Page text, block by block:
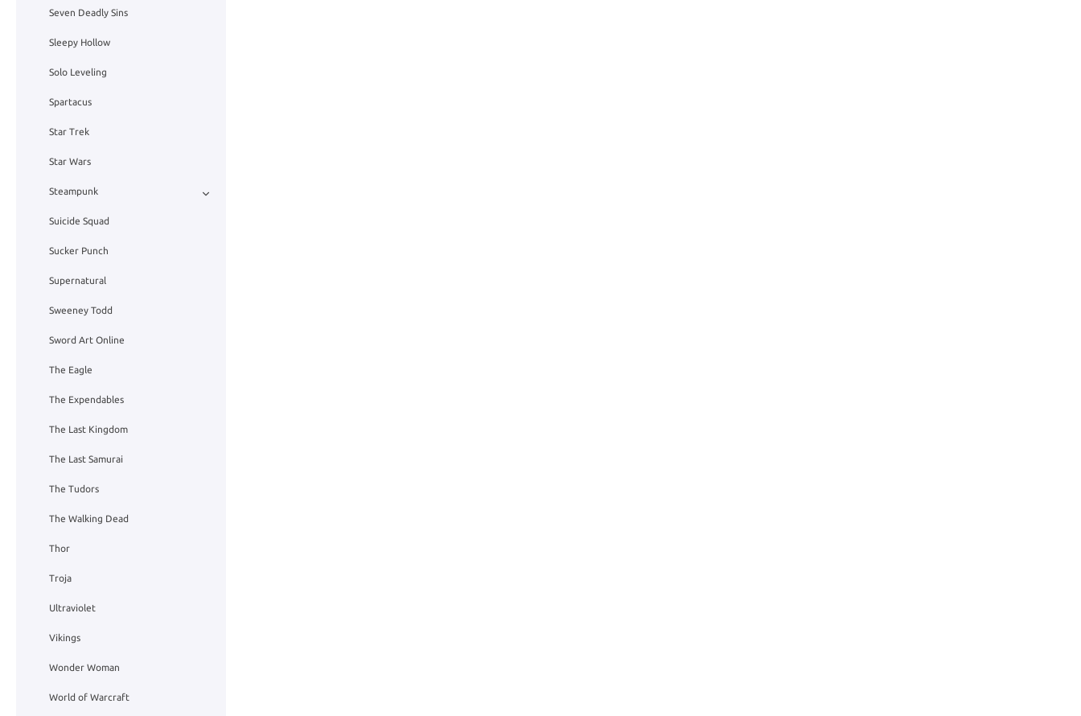
Seven Deadly Sins
Sleepy Hollow
Solo Leveling
Spartacus
Star Trek
Star Wars
Steampunk
Suicide Squad
Sucker Punch
Supernatural
Sweeney Todd
Sword Art Online
The Eagle
The Expendables
The Last Kingdom
The Last Samurai
The Tudors
The Walking Dead
Thor
Troja
Ultraviolet
Vikings
Wonder Woman
World of Warcraft